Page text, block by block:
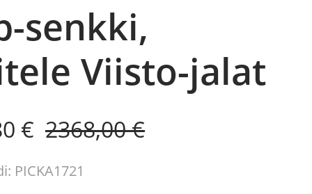
senkki,
Viisto-jalat
2368,00€
€.
€
€.
PICKA1721